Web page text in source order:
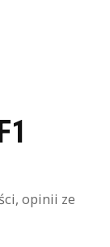
opinii ze